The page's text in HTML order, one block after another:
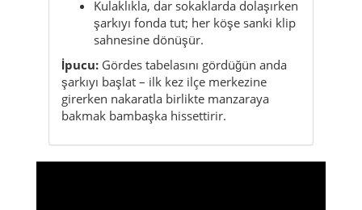
Kulaklıkla, dar sokaklarda dolaşırken
şarkıyı fonda tut; her köşe sanki klip
sahnesine dönüşür.
İpucu: Gördes tabelasını gördüğün anda
şarkıyı başlat – ilk kez ilçe merkezine
girerken nakaratla birlikte manzaraya
bakmak bambaşka hissettirir.